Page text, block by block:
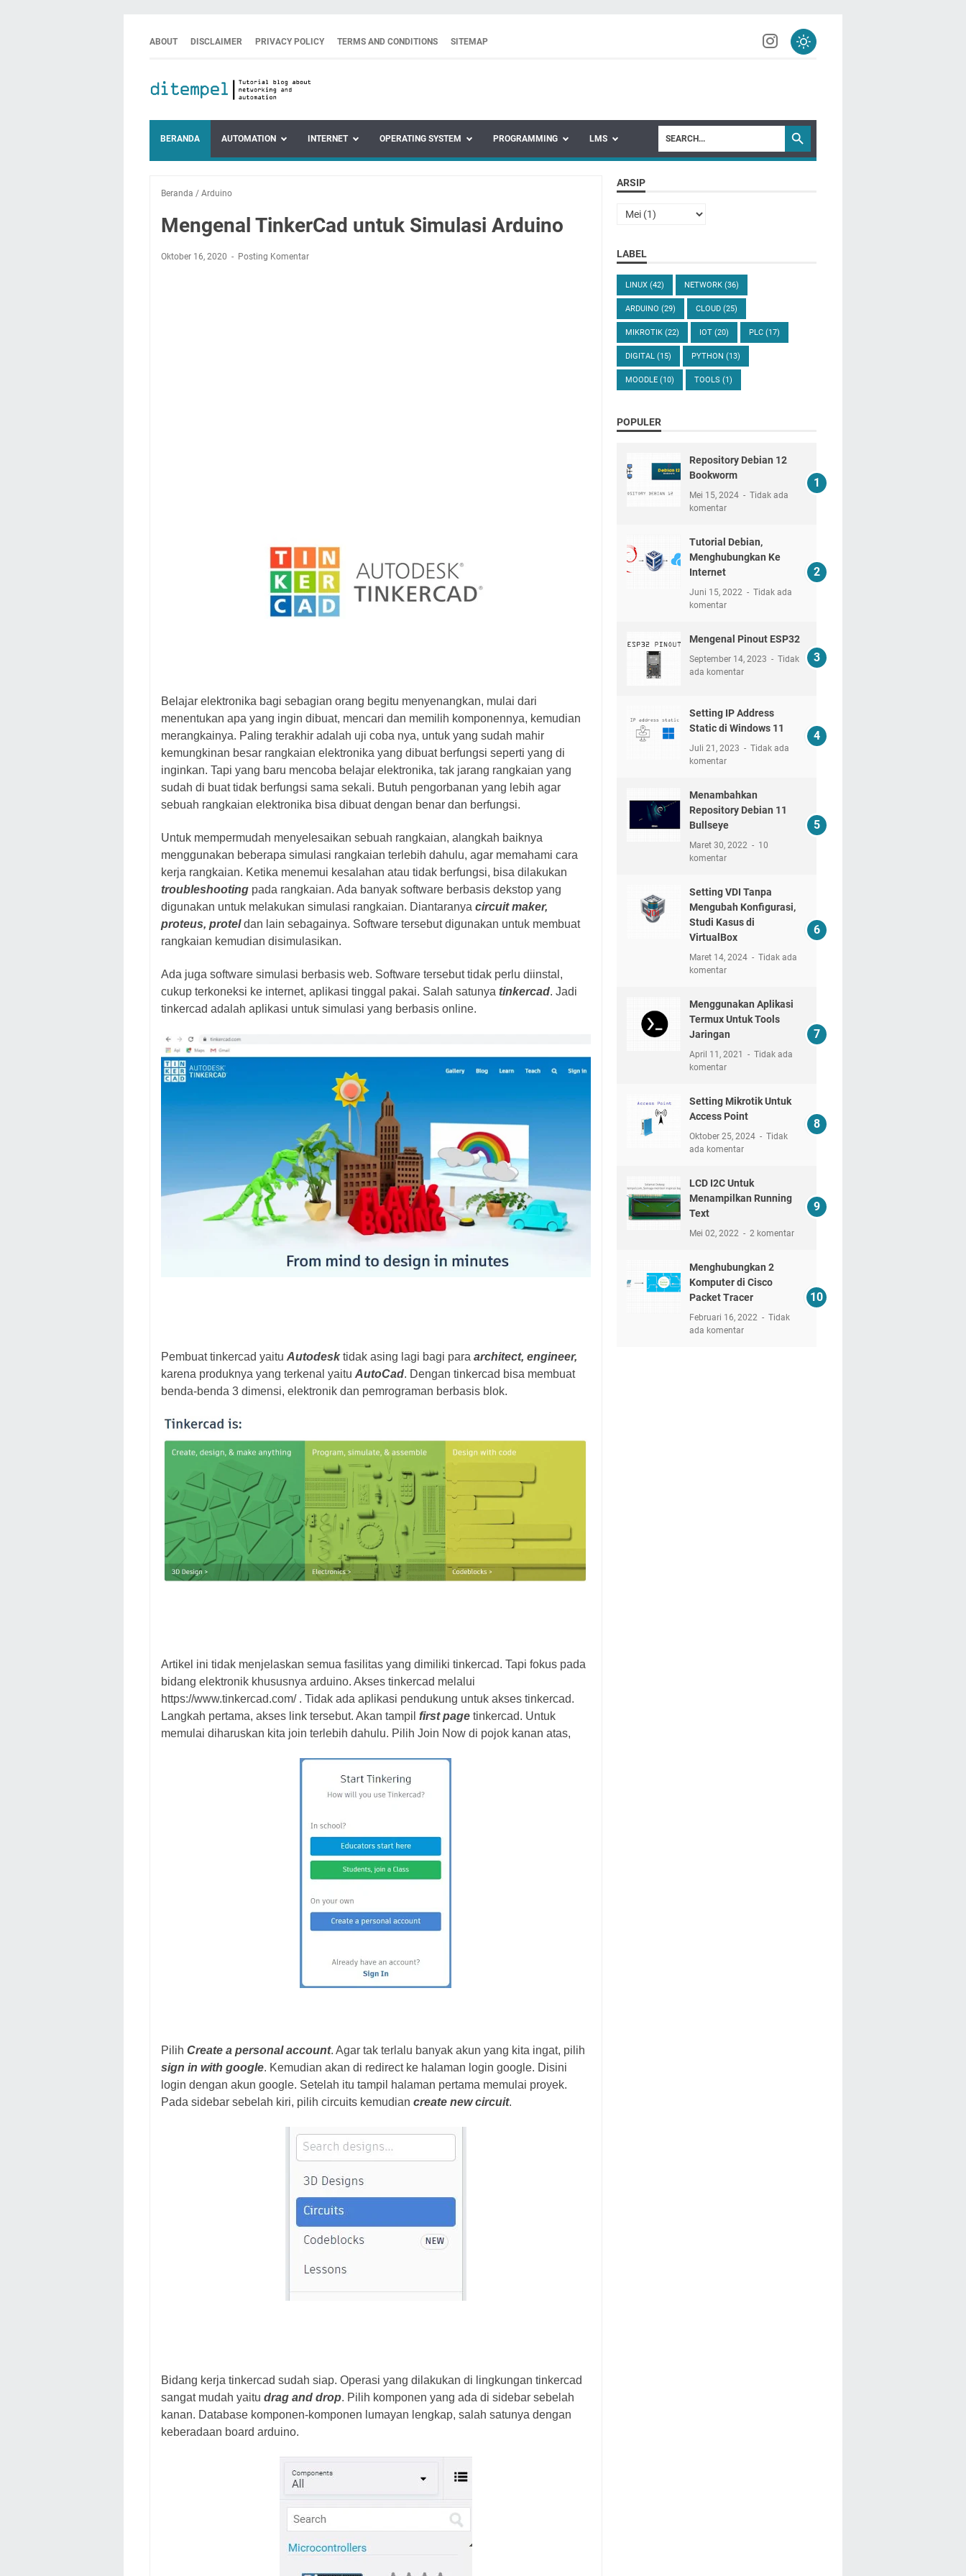
ABOUT DISCLAIMER PRIVACY POLICY TERMS AND CONDITIONS SITEMAP
BERANDA AUTOMATION INTERNET OPERATING SYSTEM PROGRAMMING LMS
Beranda / Arduino
Mengenal TinkerCad untuk Simulasi Arduino
Oktober 16, 2020 Posting Komentar
Belajar elektronika bagi sebagian orang begitu menyenangkan, mulai dari
menentukan apa yang ingin dibuat, mencari dan memilih komponennya, kemudian
merangkainya. Paling terakhir adalah uji coba nya, untuk yang sudah mahir
kemungkinan besar rangkaian elektronika yang dibuat berfungsi seperti yang di
inginkan. Tapi yang baru mencoba belajar elektronika, tak jarang rangkaian yang
sudah di buat tidak berfungsi sama sekali. Butuh pengorbanan yang lebih agar
sebuah rangkaian elektronika bisa dibuat dengan benar dan berfungsi.
Untuk mempermudah menyelesaikan sebuah rangkaian, alangkah baiknya
menggunakan beberapa simulasi rangkaian terlebih dahulu, agar memahami cara
kerja rangkaian. Ketika menemui kesalahan atau tidak berfungsi, bisa dilakukan
troubleshooting pada rangkaian. Ada banyak software berbasis dekstop yang
digunakan untuk melakukan simulasi rangkaian. Diantaranya circuit maker,
proteus, proteldan lain sebagainya. Software tersebut digunakan untuk membuat
rangkaian kemudian disimulasikan.
Ada juga software simulasi berbasis web. Software tersebut tidak perlu diinstal,
cukup terkoneksi ke internet, aplikasi tinggal pakai. Salah satunya tinkercad. Jadi
tinkercad adalah aplikasi untuk simulasi yang berbasis online.
Pembuat tinkercad yaitu Autodesktidak asing lagi bagi para architect, engineer,
karena produknya yang terkenal yaitu AutoCad. Dengan tinkercad bisa membuat
benda-benda 3 dimensi, elektronik dan pemrograman berbasis blok.
Artikel ini tidak menjelaskan semua fasilitas yang dimiliki tinkercad. Tapi fokus pada
bidang elektronik khususnya arduino. Akses tinkercad melalui
https://www.tinkercad.com/ . Tidak ada aplikasi pendukung untuk akses tinkercad.
Langkah pertama, akses link tersebut. Akan tampil first page tinkercad. Untuk
memulai diharuskan kita join terlebih dahulu. Pilih Join Now di pojok kanan atas,
Pilih Create a personal account. Agar tak terlalu banyak akun yang kita ingat, pilih
sign in with google. Kemudian akan di redirect ke halaman login google. Disini
login dengan akun google. Setelah itu tampil halaman pertama memulai proyek.
Pada sidebar sebelah kiri, pilih circuits kemudian create new circuit.
Bidang kerja tinkercad sudah siap. Operasi yang dilakukan di lingkungan tinkercad
sangat mudah yaitu drag and drop. Pilih komponen yang ada di sidebar sebelah
kanan. Database komponen-komponen lumayan lengkap, salah satunya dengan
keberadaan board arduino.
ARSIP
LABEL
LINUX (42) NETWORK (36)
ARDUINO (29) CLOUD (25)
MIKROTIK (22) IOT (20) PLC (17)
DIGITAL (15) PYTHON (13)
MOODLE (10) TOOLS (1)
POPULER
Repository Debian 12
Bookworm
Mei 15, 2024
Tidak ada
komentar
Tutorial Debian,
Menghubungkan Ke
Internet
Juni 15, 2022
Tidak ada
komentar
Mengenal Pinout ESP32
September 14, 2023
Tidak
ada komentar
Setting IP Address
Static di Windows 11
Juli 21, 2023
Tidak ada
komentar
Menambahkan
Repository Debian 11
Bullseye
Maret 30, 2022
10
komentar
Setting VDI Tanpa
Mengubah Konfigurasi,
Studi Kasus di
VirtualBox
Maret 14, 2024
Tidak ada
komentar
Menggunakan Aplikasi
Termux Untuk Tools
Jaringan
April 11, 2021
Tidak ada
komentar
Setting Mikrotik Untuk
Access Point
Oktober 25, 2024
Tidak
ada komentar
LCD I2C Untuk
Menampilkan Running
Text
Mei 02, 2022 2 komentar
Menghubungkan 2
Komputer di Cisco
Packet Tracer
Februari 16, 2022
Tidak
ada komentar